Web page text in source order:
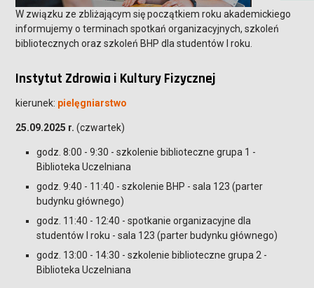
W związku ze zbliżającym się początkiem roku akademickiego
informujemy o terminach spotkań organizacyjnych, szkoleń
bibliotecznych oraz szkoleń BHP dla studentów I roku.
Instytut Zdrowia i Kultury Fizycznej
kierunek: pielęgniarstwo
25.09.2025 r. (czwartek)
godz. 8:00 - 9:30 - szkolenie biblioteczne grupa 1 -
Biblioteka Uczelniana
godz. 9:40 - 11:40 - szkolenie BHP - sala 123 (parter
budynku głównego)
godz. 11:40 - 12:40 - spotkanie organizacyjne dla
studentów I roku - sala 123 (parter budynku głównego)
godz. 13:00 - 14:30 - szkolenie biblioteczne grupa 2 -
Biblioteka Uczelniana